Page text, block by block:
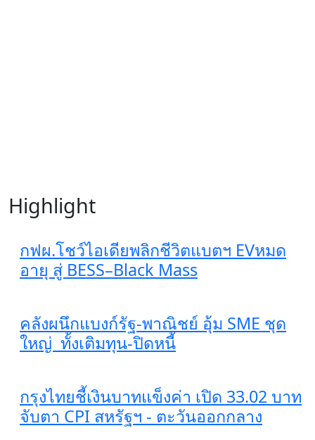
Highlight
กฟผ.โชว์ไอเดียพลิกชีวิตแบตฯ EVหมด
อายุ สู่ BESS–Black Mass
คลังผนึกแบงก์รัฐ-พาณิชย์ อุ้ม SME ชุด
ใหญ่ ทั้งเติมทุน-ปิดหนี้
กรุงไทยชี้เงินบาทแข็งค่า เปิด 33.02 บาท
จับตา CPI สหรัฐฯ - ตะวันออกกลาง